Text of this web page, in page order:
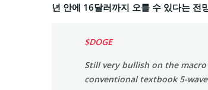
년 안에 16달러까지 오를 수 있다는 전
$DOGE
Still very bullish on the
conventional textbook 5-